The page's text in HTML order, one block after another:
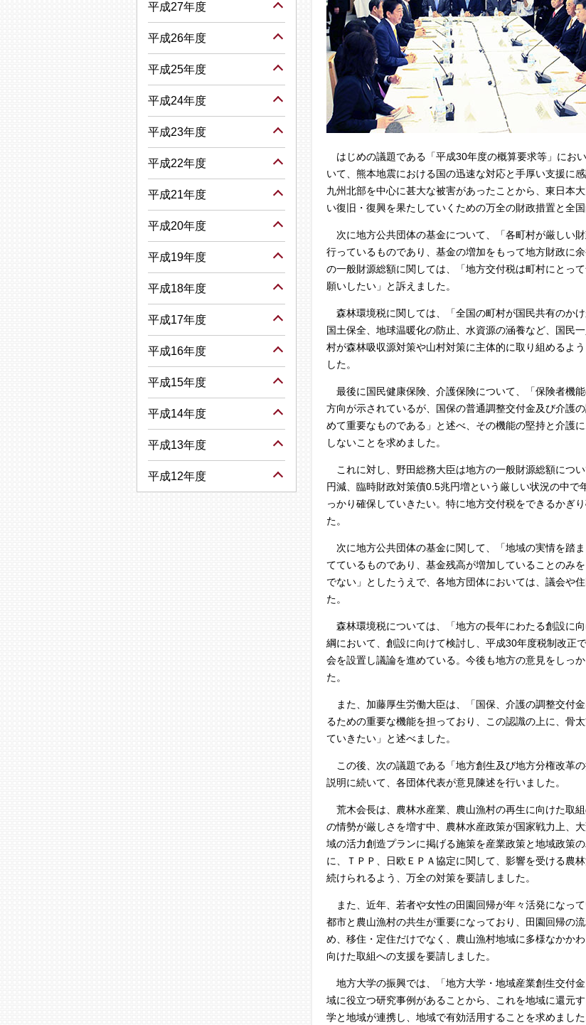
はじめの議題である「平成30年度の概算要求等」にお
いて、熊本地震における国の迅速な対応と手厚い支援に
九州北部を中心に甚大な被害があったことから、東日本
い復旧・復興を果たしていくための万全の財政措置と全
次に地方公共団体の基金について、「各町村が厳しい
行っているものであり、基金の増加をもって地方財政に
の一般財源総額に関しては、「地方交付税は町村にとっ
願いしたい」と訴えました。
森林環境税に関しては、「全国の町村が国民共有のか
国土保全、地球温暖化の防止、水資源の涵養など、国民
村が森林吸収源対策や山村対策に主体的に取り組めるよ
した。
最後に国民健康保険、介護保険について、「保険者機
方向が示されているが、国保の普通調整交付金及び介護
めて重要なものである」と述べ、その機能の堅持と介護
しないことを求めました。
これに対し、野田総務大臣は地方の一般財源総額につ
円減、臨時財政対策債0.5兆円増という厳しい状況の中
っかり確保していきたい。特に地方交付税をできるかぎ
た。
次に地方公共団体の基金に関して、「地域の実情を踏
てているものであり、基金残高が増加していることのみ
でない」としたうえで、各地方団体においては、議会や
た。
森林環境税については、「地方の長年にわたる創設に
綱において、創設に向けて検討し、平成30年度税制改正
会を設置し議論を進めている。今後も地方の意見をしっ
た。
また、加藤厚生労働大臣は、「国保、介護の調整交付
るための重要な機能を担っており、この認識の上に、骨
ていきたい」と述べました。
この後、次の議題である「地方創生及び地方分権改革
説明に続いて、各団体代表が意見陳述を行いました。
荒木会長は、農林水産業、農山漁村の再生に向けた取
の情勢が厳しさを増す中、農林水産政策が国家戦力上、
域の活力創造プランに掲げる施策を産業政策と地域政策
に、ＴＰＰ、日欧ＥＰＡ協定に関して、影響を受ける農
続けられるよう、万全の対策を要請しました。
また、近年、若者や女性の田園回帰が年々活発になっ
都市と農山漁村の共生が重要になっており、田園回帰の
め、移住・定住だけでなく、農山漁村地域に多様なかか
向けた取組への支援を要請しました。
地方大学の振興では、「地方大学・地域産業創生交付
域に役立つ研究事例があることから、これを地域に還元
学と地域が連携し、地域で有効活用することを求めました
平成27年度
平成26年度
平成25年度
平成24年度
平成23年度
平成22年度
平成21年度
平成20年度
平成19年度
平成18年度
平成17年度
平成16年度
平成15年度
平成14年度
平成13年度
平成12年度